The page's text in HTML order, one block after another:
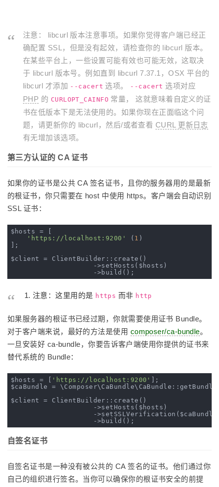
注意： libcurl 版本注意事项。如果你觉得客户端已经正
确配置 SSL，但是没有起效，请检查你的 libcurl 版本。
在某些平台上，一些设置可能有效也可能无效，这取决
于 libcurl 版本号。例如直到 libcurl 7.37.1，OSX 平台的
libcurl 才添加 --cacert 选项。 --cacert 选项对应
PHP 的 CURLOPT_CAINFO 常量， 这就意味着自定义的证
书在低版本下是无法使用的。如果你现在正面临这个问
题，请更新你的 libcurl，然后/或者查看 CURL 更新日志
有无增加该选项。
第三方认证的 CA 证书
如果你的证书是公共 CA 签名证书，且你的服务器用的是最新
的根证书，你只需要在 host 中使用 https。客户端会自动识别
SSL 证书：
$hosts = [
'https://localhost:9200'
( 1 )
];
$client = ClientBuilder::create()
                    ->setHosts($hosts)
注意：这里用的是 https 而非 http
如果服务器的根证书已经过期，你就需要使用证书 Bundle。
对于客户端来说，最好的方法是使用 composer/ca-bundle。
一旦安装好 ca-bundle，你要告诉客户端使用你提供的证书来
替代系统的 Bundle：
$hosts = [ 'https://localhost:9200'
];
$caBundle =
$client = ClientBuilder::create()
                    ->setHosts($hosts)
-
自签名证书
自签名证书是一种没有被公共的 CA 签名的证书。他们通过你
自己的组织进行签名。当你可以确保你的根证书安全的前提